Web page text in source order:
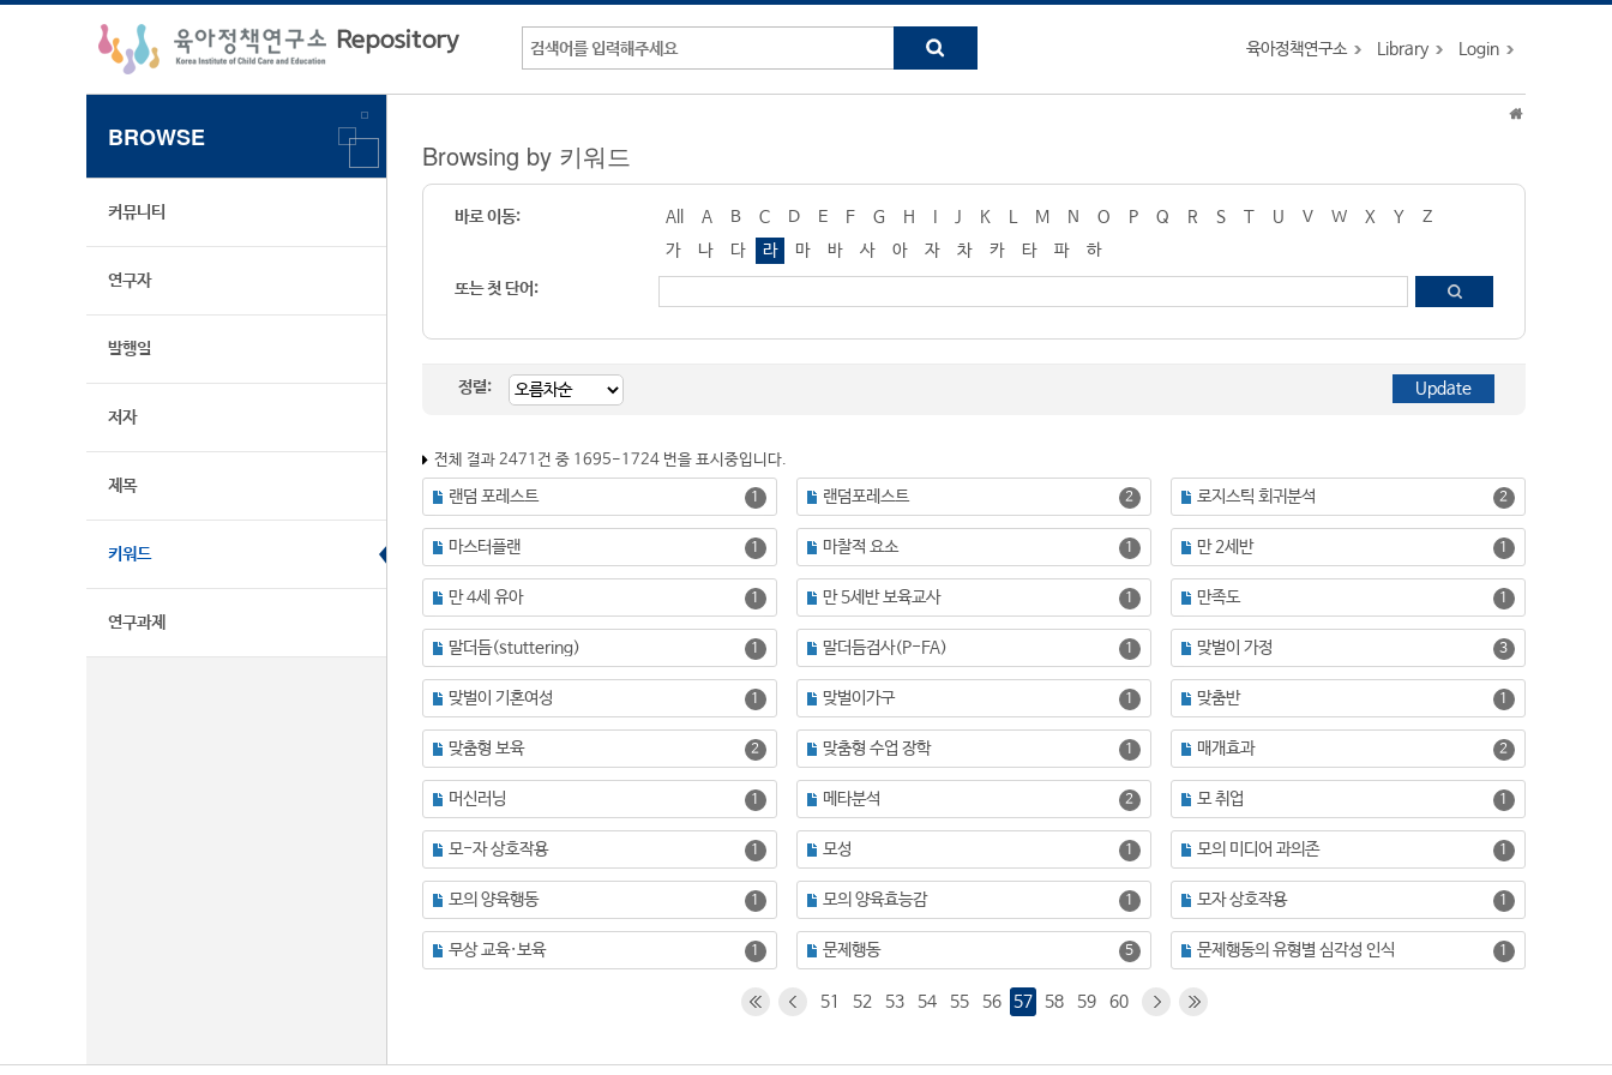
육아정책연구소 Library Login
BROWSE
커뮤니티
연구자
발행일
저자
제목
키워드
연구과제
Browsing by 키워드
바로 이동: All A B C D E F G H J K M N O P Q R S T U V W X Y
Z
가
나 다 라 마 바 사 아 자 차 카 타 파
하
또는 첫 단어:
정렬:
전체 결과 2471건 중 1695-1724 번을 표시중입니다.
랜덤 포레스트 1 랜덤포레스트 2 로지스틱 회귀분석 2
마스터플랜 1 마찰적 요소 1 만 2세반 1
만 4세 유아 1 만 5세반 보육교사 1 만족도 1
말더듬(stuttering) 1 말더듬검사(P-FA) 1 맞벌이 가정 3
맞벌이 기혼여성 1 맞벌이가구 1 맞춤반 1
맞춤형 보육 2 맞춤형 수업 장학 1 매개효과 2
머신러닝 1 메타분석 2 모 취업 1
모-자 상호작용 1 모성 1 모의 미디어 과의존 1
모의 양육행동 1 모의 양육효능감 1 모자 상호작용 1
무상 교육·보육 1 문제행동 5 문제행동의 유형별 심각성 인식 1
51 52 53 54 55 56 57 58 59 60